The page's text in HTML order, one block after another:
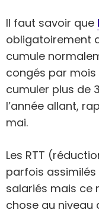
Il faut savoir que
obligatoirement
cumule
congés par mois
cumuler plus de
l’année allant,
mai.
Les RTT
parfois
salariés mais ce
chose au niveau